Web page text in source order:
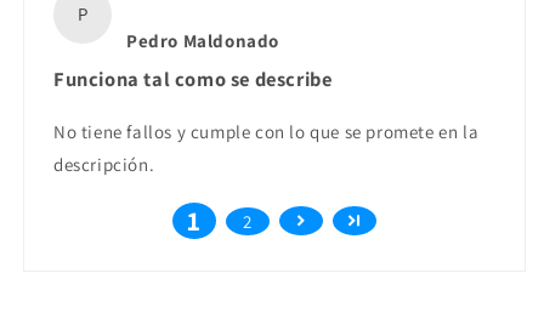
P
Pedro Maldonado
Funciona tal como se describe
No tiene fallos y cumple con lo que se promete en la
descripción.
1 2